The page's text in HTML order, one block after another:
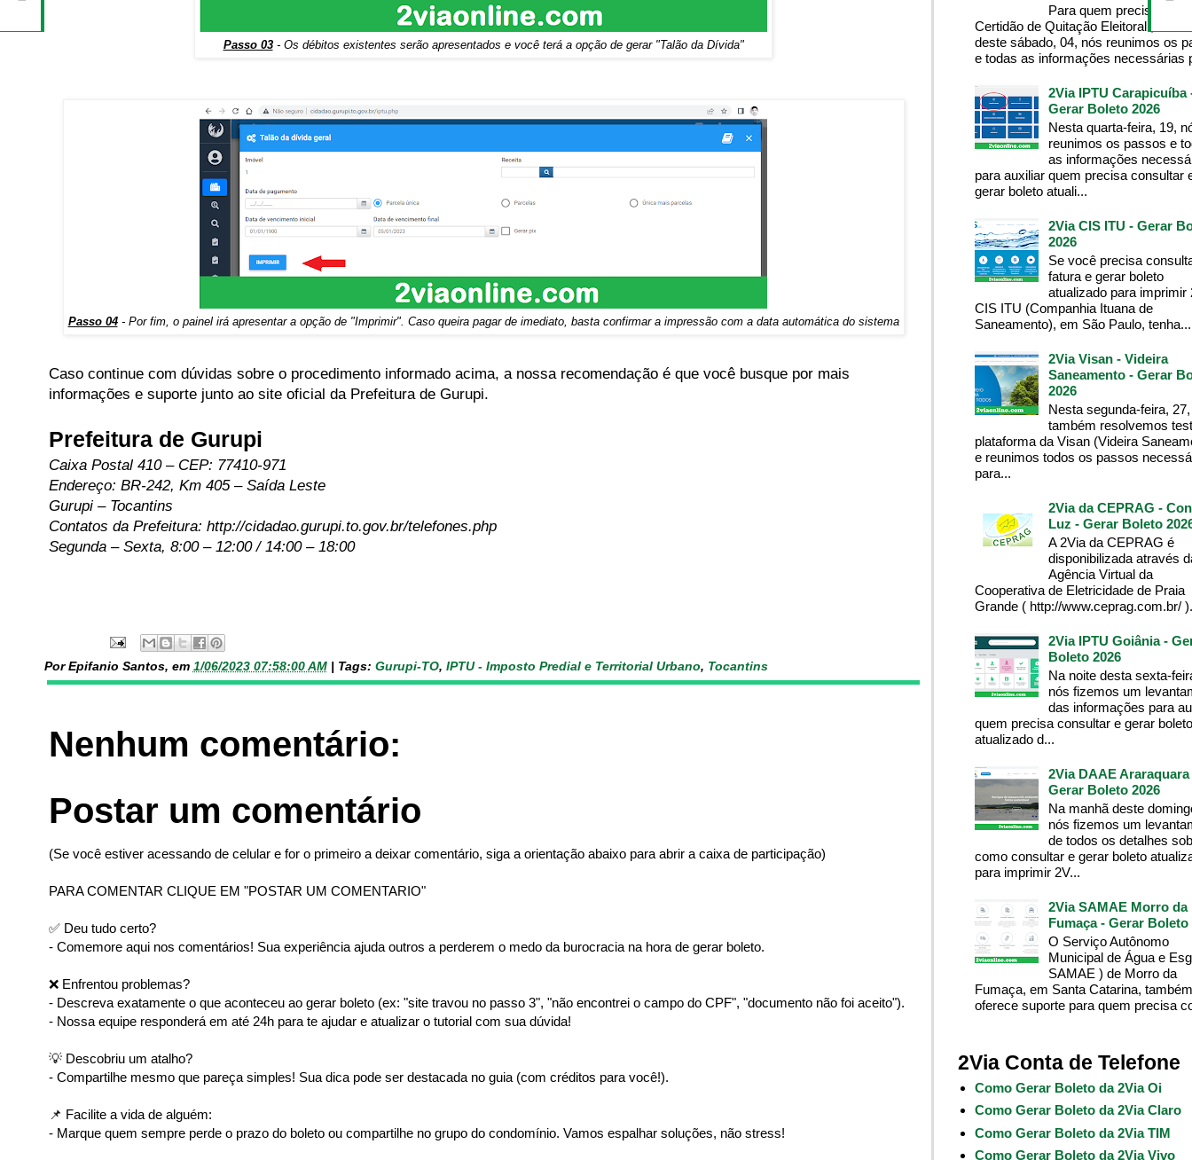
Passo 03- Os débitos existentes serão apresentados e você terá a opção de gerar "Talão da Dívida"
Passo 04- Por fim, o painel irá apresentar a opção de "Imprimir". Caso queira pagar de imediato, basta confirmar a impressão com a data automática do sistema
Caso continue com dúvidas sobre o procedimento informado acima, a nossa recomendação é que você busque por mais
informações e suporte junto ao site oficial da Prefeitura de Gurupi.
Prefeitura de Gurupi
Caixa Postal 410 – CEP: 77410-971
Endereço: BR-242, Km 405 – Saída Leste
Gurupi – Tocantins
Contatos da Prefeitura: http://cidadao.gurupi.to.gov.br/telefones.php
Segunda – Sexta, 8:00 – 12:00 / 14:00 – 18:00
Por Epifanio Santos, em 1/06/2023 07:58:00 AM Tags: Gurupi-TO, IPTU - Imposto Predial e Territorial Urbano, Tocantins
Nenhum comentário:
Postar um comentário
(Se você estiver acessando de celular e for o primeiro a deixar comentário, siga a orientação abaixo para abrir a caixa de participação)
PARA COMENTAR CLIQUE EM "POSTAR UM COMENTARIO"
✅ Deu tudo certo?
- Comemore aqui nos comentários! Sua experiência ajuda outros a perderem o medo da burocracia na hora de gerar boleto.
❌ Enfrentou problemas?
- Descreva exatamente o que aconteceu ao gerar boleto (ex: "site travou no passo 3", "não encontrei o campo do CPF", "documento não foi aceito").
- Nossa equipe responderá em até 24h para te ajudar e atualizar o tutorial com sua dúvida!
💡 Descobriu um atalho?
- Compartilhe mesmo que pareça simples! Sua dica pode ser destacada no guia (com créditos para você!).
📌 Facilite a vida de alguém:
- Marque quem sempre perde o prazo do boleto ou compartilhe no grupo do condomínio. Vamos espalhar soluções, não stress!
Para quem precisa da
Certidão de Quitação Eleitoral , na
deste sábado, 04, nós reunimos os
e todas as informações necessárias
2Via IPTU Carapicuíba
Gerar Boleto 2026
Nesta quarta-feira, 19,
reunimos os passos e
as informações
para auxiliar quem precisa consultar
gerar boleto atuali...
2Via CIS ITU - Gerar
2026
Se você precisa
fatura e gerar boleto
atualizado para imprimir
CIS ITU (Companhia Ituana de
Saneamento), em São Paulo, tenha...
2Via Visan - Videira
Saneamento - Gerar
2026
Nesta segunda-feira,
também resolvemos
plataforma da Visan (Videira
e reunimos todos os passos
para...
2Via da CEPRAG -
Luz - Gerar Boleto
A 2Via da CEPRAG é
disponibilizada através
Agência Virtual da
Cooperativa de Eletricidade de Praia
Grande ( http://www.ceprag.com.br/
2Via IPTU Goiânia -
Boleto 2026
Na noite desta sexta-
nós fizemos um
das informações para
quem precisa consultar e gerar boleto
atualizado d...
2Via DAAE Araraquara
Gerar Boleto 2026
Na manhã deste
nós fizemos um
de todos os detalhes
como consultar e gerar boleto
para imprimir 2V...
2Via SAMAE Morro da
Fumaça - Gerar Boleto
O Serviço Autônomo
Municipal de Água e
SAMAE ) de Morro da
Fumaça, em Santa Catarina, também
oferece suporte para quem precisa
2Via Conta de Telefone
Como Gerar Boleto da 2Via Oi
Como Gerar Boleto da 2Via Claro
Como Gerar Boleto da 2Via TIM
Como Gerar Boleto da 2Via Vivo